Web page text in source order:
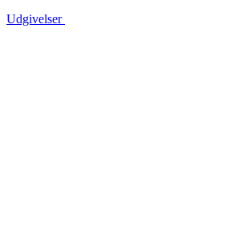
Udgivelser